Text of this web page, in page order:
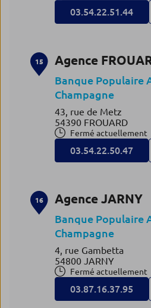
03.54.22.51.44
15 Agence
Banque Populaire
Champagne
43, rue de Metz
54390 FROUARD
Fermé actuellement
03.54.22.50.47
16 Agence JARNY
Banque Populaire
Champagne
4, rue Gambetta
54800 JARNY
Fermé actuellement
03.87.16.37.95